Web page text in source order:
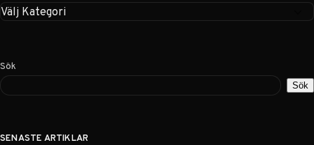
Sök
Sök
SENASTE ARTIKLAR